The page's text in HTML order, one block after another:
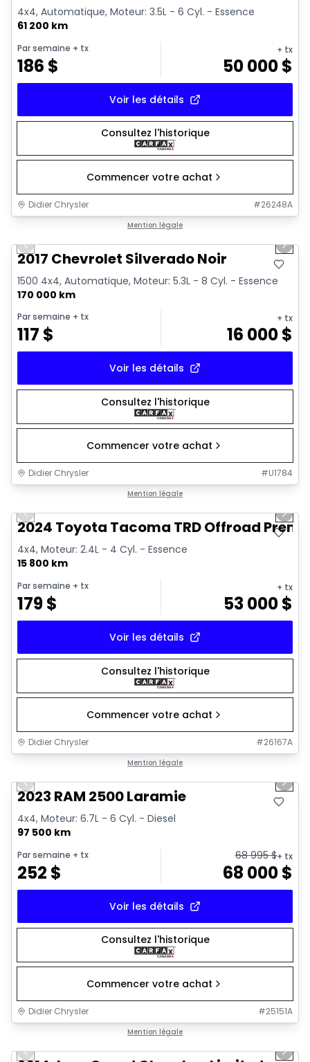
4x4, Automatique, Moteur: 3.5L - 6 Cyl. - Essence
61 200 km
Par semaine + tx
186 $
+ tx
50 000$
Voir les détails
Consultez l'historique
Commencer votre achat
Didier Chrysler #26248A
Mention légale
Previous slide Next
2017 Chevrolet Silverado Noir
1500 4x4, Automatique, Moteur: 5.3L - 8 Cyl. - Essence
170 000 km
Par semaine + tx
117 $
+ tx
16 000$
Voir les détails
Consultez l'historique
Commencer votre achat
Didier Chrysler #U1784
Mention légale
Previous slide Next
2024 Toyota Tacoma TRD Offroad
4x4, Moteur: 2.4L - 4 Cyl. - Essence
15 800 km
Par semaine + tx
179$
+ tx
53 000$
Voir les détails
Consultez l'historique
Commencer votre achat
Didier Chrysler #26167A
Mention légale
Previous slide Next
2023 RAM 2500 Laramie
4x4, Moteur: 6.7L - 6 Cyl. - Diesel
97 500 km
Par semaine + tx
252 $
68 995$+ tx
68 000$
Voir les détails
Consultez l'historique
Commencer votre achat
Didier Chrysler #25151A
Mention légale
Previous slide Next